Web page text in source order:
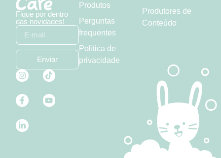
Fique por dentro
das novidades!
Enviar
Produtos
Perguntas
frequentes
Política de
privacidade
Produtores de
Conteúdo